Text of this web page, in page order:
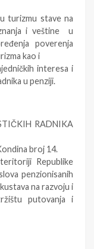
turizmu stave na
i veštine u
poverenja
kao i
interesa i
u penziji.
RADNIKA
broj 14.
Republike
penzionisanih
na razvoju i
putovanja i